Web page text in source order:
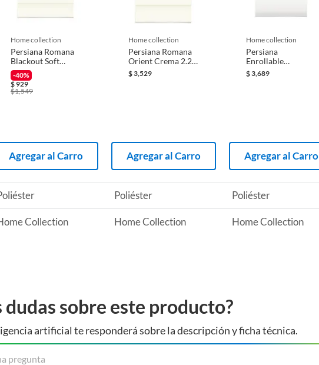
home collection
Persiana Romana
Blackout Soft
Crema 1.2 X 1 M
-40%
$929
$1,549
Agregar al Carro
home collection
Persiana Romana
Orient Crema 2.20
X 1.35 M
$3,529
Agregar al Carro
home collection
Persiana
Enrollable
Blackout Soft Eco
Blanco 2.40 x 1.60
$3,689
Agregar al Carro
Poliéster Poliéster
Collection Home Collection Home Collection
dudas sobre este producto?
artificial te responderá sobre la descripción y ficha técnica.
pregunta